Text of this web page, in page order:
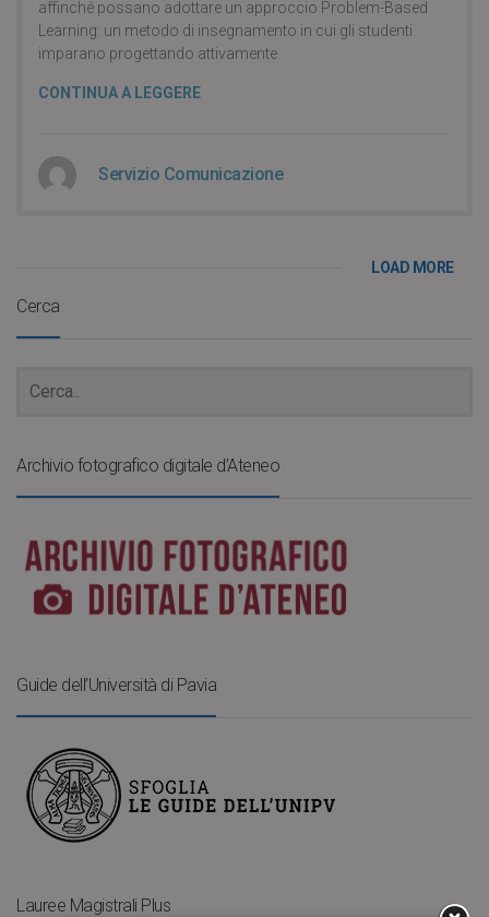
affinché possano adottare un approccio Problem-Based
Learning: un metodo di insegnamento in cui gli studenti
imparano progettando attivamente
CONTINUA A LEGGERE
Servizio Comunicazione
LOAD MORE
Cerca
Archivio fotografico digitale d’Ateneo
Guide dell’Università di Pavia
Lauree Magistrali Plus